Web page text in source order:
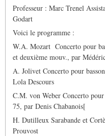
Professeur : Marc Trenel
Godart
Voici le programme :
W.A. Mozart Concerto pour
et deuxième mouv., par
A. Jolivet Concerto pour
Lola Descours
C.M. von Weber Concerto
75, par Denis Chabanois[
H. Dutilleux Sarabande et
Prouvost